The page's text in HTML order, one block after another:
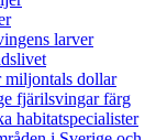
larver
miljontals dollar
fjärilsvingar färg
habitatspecialister